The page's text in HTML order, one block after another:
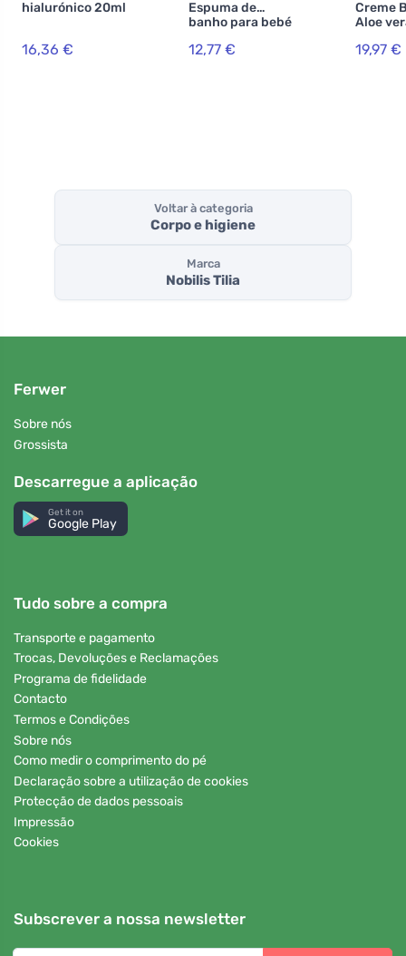
hialurónico 20ml
16,36 €
Espuma de
banho para bebé
12,77 €
Creme
Aloe
19,97 €
Voltar à categoria
Corpo e higiene
Marca
Nobilis Tilia
Ferwer
Sobre nós
Grossista
Descarregue a aplicação
Get it on
Google Play
Tudo sobre a compra
Transporte e pagamento
Trocas, Devoluções e Reclamações
Programa de fidelidade
Contacto
Termos e Condições
Sobre nós
Como medir o comprimento do pé
Declaração sobre a utilização de cookies
Protecção de dados pessoais
Impressão
Cookies
Subscrever a nossa newsletter